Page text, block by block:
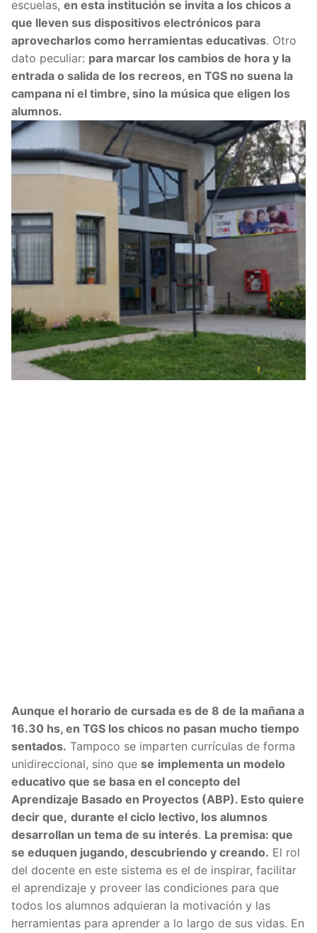
escuelas, en esta institución se invita a los chicos a
que lleven sus dispositivos electrónicos para
aprovecharlos como herramientas educativas. Otro
dato peculiar: para marcar los cambios de hora y la
entrada o salida de los recreos, en TGS no suena la
campana ni el timbre, sino la música que eligen los
alumnos.
Aunque el horario de cursada es de 8 de la mañana a
16.30 hs, en TGS los chicos no pasan mucho tiempo
sentados. Tampoco se imparten currículas de forma
unidireccional, sino que se implementa un modelo
educativo que se basa en el concepto del
Aprendizaje Basado en Proyectos (ABP). Esto quiere
decir que, durante el ciclo lectivo, los alumnos
desarrollan un tema de su interés. La premisa: que
se eduquen jugando, descubriendo y creando. El rol
del docente en este sistema es el de inspirar, facilitar
el aprendizaje y proveer las condiciones para que
todos los alumnos adquieran la motivación y las
herramientas para aprender a lo largo de sus vidas. En